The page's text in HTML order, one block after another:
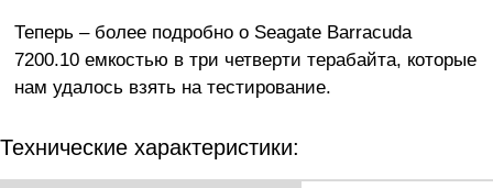
Теперь – более подробно о Seagate Barracuda
7200.10 емкостью в три четверти терабайта, которые
нам удалось взять на тестирование.
Технические характеристики: